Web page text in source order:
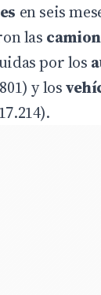
en seis
las
por los
y los